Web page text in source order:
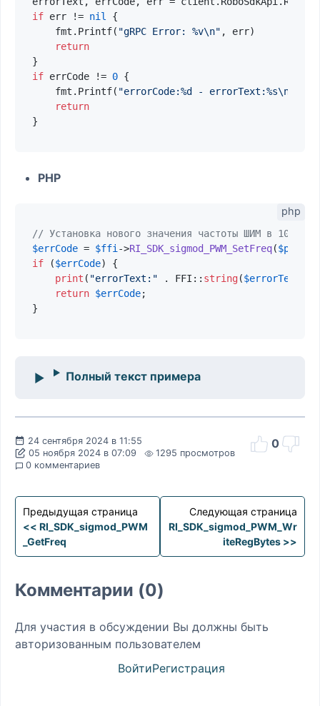
if err != nil
{
    fmt.Printf(
"gRPC Error: %v\n" , err)
return
if errCode != 0 {
    fmt.Printf(
"errorCode:%d - errorText:%s\n"
return
PHP
// Установка нового значения частоты ШИМ в 100 Гц
$errCode = $ffi ->RI_SDK_sigmod_PWM_SetFreq($pwm
if ($errCode) {
print ( "errorText:" . FFI:: string($errorText
return $errCode;
Полный текст примера
24 сентября 2024 в 11:55
05 ноября 2024 в 07:09
1295 просмотров
0 комментариев
0
Предыдущая страница
<< RI_SDK_sigmod_PWM
_GetFreq
Следующая страница
RI_SDK_sigmod_PWM_Wr
iteRegBytes >>
Комментарии (0)
Для участия в обсуждении Вы должны быть
авторизованным пользователем
ВойтиРегистрация